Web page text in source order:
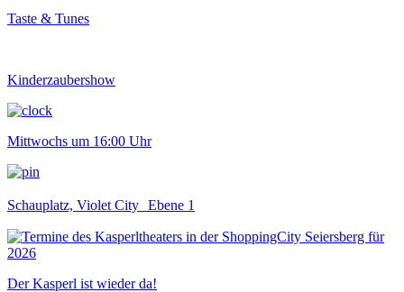
Taste & Tunes
Kinderzaubershow
Mittwochs um 16:00 Uhr
Schauplatz, Violet City Ebene 1
Der Kasperl ist wieder da!